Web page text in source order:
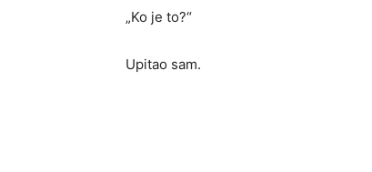
„Ko je to?“
Upitao sam.